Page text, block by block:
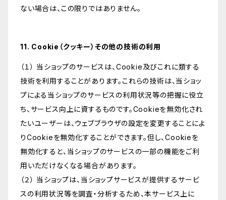
ない場合は、この限りではありません。
11. Cookie（クッキー）その他の技術の利用
（１） 当ショップのサービスは、Cookie及びこれに類する
技術を利用することがあります。これらの技術は、当ショッ
プによる当ショップのサービスの利用状況等の把握に役立
ち、サービス向上に資するものです。Cookieを無効化され
たいユーザーは、ウェブブラウザの設定を変更することによ
りCookieを無効化することができます。但し、Cookieを
無効化すると、当ショップのサービスの一部の機能をご利
用いただけなくなる場合があります。
（２） 当ショップは、当ショップサービスが提供するサービ
スの利用状況等を調査・分析するため、本サービス上に